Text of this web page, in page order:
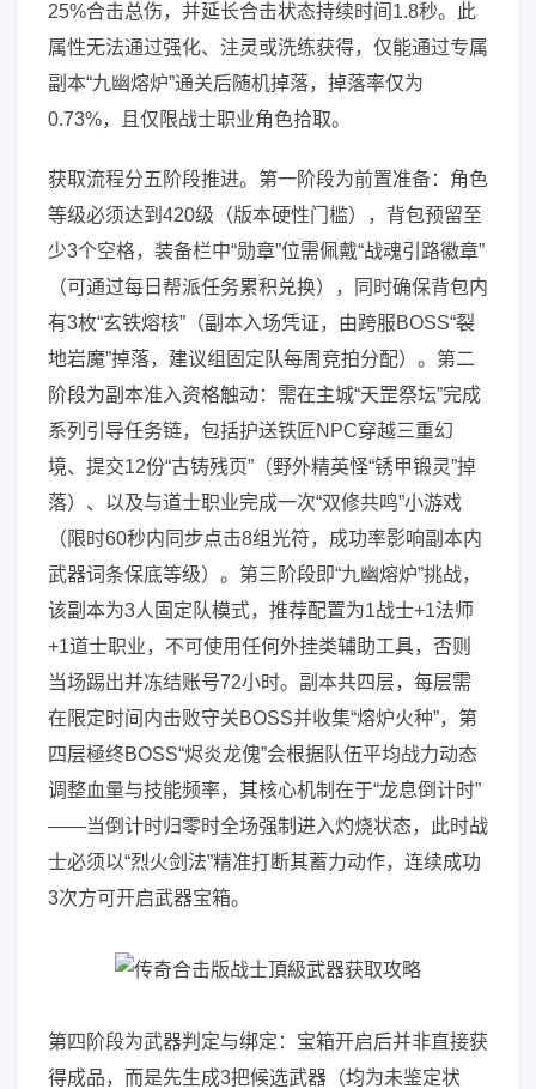
25%合击总伤，并延长合击状态持续时间1.8秒。此
属性无法通过强化、注灵或洗练获得，仅能通过专属
副本“九幽熔炉”通关后随机掉落，掉落率仅为
0.73%，且仅限战士职业角色拾取。
获取流程分五阶段推进。第一阶段为前置准备：角色
等级必须达到420级（版本硬性门槛），背包预留至
少3个空格，装备栏中“勋章”位需佩戴“战魂引路徽章”
（可通过每日帮派任务累积兑换），同时确保背包内
有3枚“玄铁熔核”（副本入场凭证，由跨服BOSS“裂
地岩魔”掉落，建议组固定队每周竞拍分配）。第二
阶段为副本准入资格触动：需在主城“天罡祭坛”完成
系列引导任务链，包括护送铁匠NPC穿越三重幻
境、提交12份“古铸残页”（野外精英怪“锈甲锻灵”掉
落）、以及与道士职业完成一次“双修共鸣”小游戏
（限时60秒内同步点击8组光符，成功率影响副本内
武器词条保底等级）。第三阶段即“九幽熔炉”挑战，
该副本为3人固定队模式，推荐配置为1战士+1法师
+1道士职业，不可使用任何外挂类辅助工具，否则
当场踢出并冻结账号72小时。副本共四层，每层需
在限定时间内击败守关BOSS并收集“熔炉火种”，第
四层極终BOSS“烬炎龙傀”会根据队伍平均战力动态
调整血量与技能频率，其核心机制在于“龙息倒计时”
——当倒计时归零时全场强制进入灼烧状态，此时战
士必须以“烈火剑法”精准打断其蓄力动作，连续成功
3次方可开启武器宝箱。
第四阶段为武器判定与绑定：宝箱开启后并非直接获
得成品，而是先生成3把候选武器（均为未鉴定状